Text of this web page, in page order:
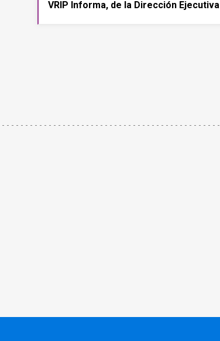
VRIP Informa, de la Dirección Ejecutiva